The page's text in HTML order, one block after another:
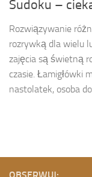
Sudoku –
Rozwiązywanie
rozrywką dla wielu
zajęcia są świetną
czasie. Łamigłówki
nastolatek, osoba